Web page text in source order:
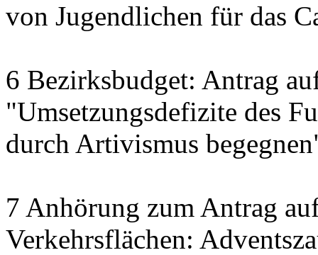
von Jugendlichen für das
6 Bezirksbudget: Antrag
"Umsetzungsdefizite des
durch Artivismus
7 Anhörung zum Antrag
Verkehrsflächen: